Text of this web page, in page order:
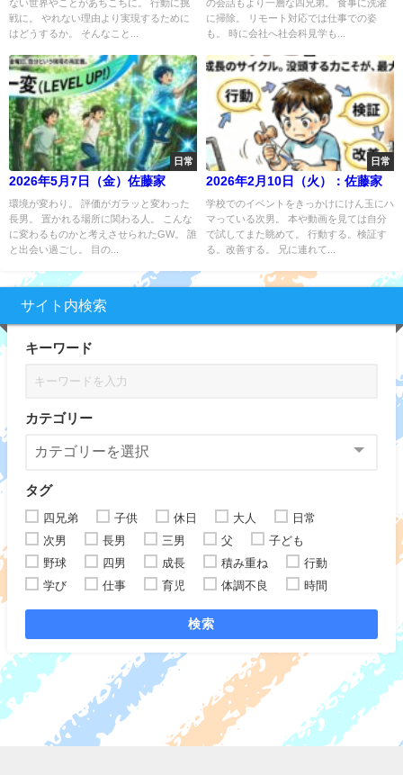
ない世界やことがあちこちに。 行動に挑
戦に。 やれない理由より実現するために
はどうするか。 そんなこと...
の会話もより一層な四兄弟。 食事に洗濯
に掃除。 リモート対応では仕事での姿
も。 時に会社へ社会科見学も...
日常
2026年5月7日（金）佐藤家
環境が変わり。 評価がガラッと変わった
長男。 置かれる場所に関わる人。 こんな
に変わるものかと考えさせられたGW。 誰
と出会い過ごし。 目の...
日常
2026年2月10日（火）：佐藤家
学校でのイベントをきっかけにけん玉にハ
マっている次男。 本や動画を見ては自分
で試してまた眺めて。 行動する。検証す
る。改善する。 兄に連れて...
サイト内検索
キーワード
カテゴリー
タグ
四兄弟 子供 休日 大人
日常
次男
長男 三男 父
子ども
野球
四男 成長 積み重ね
行動
学び
仕事 育児 体調不良 時間
検索